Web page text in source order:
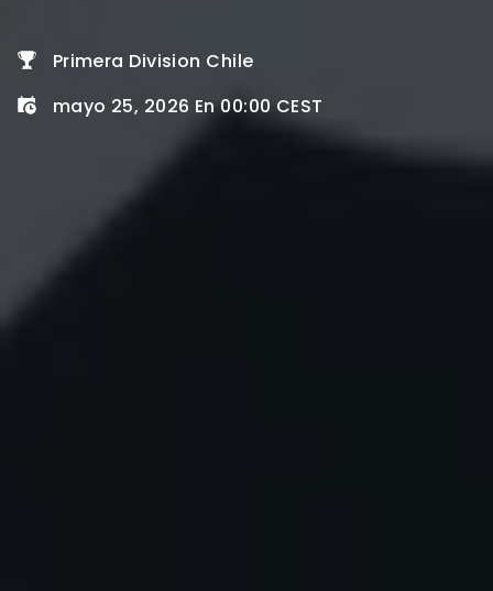
Primera Division Chile
mayo 25, 2026 En 00:00 CEST